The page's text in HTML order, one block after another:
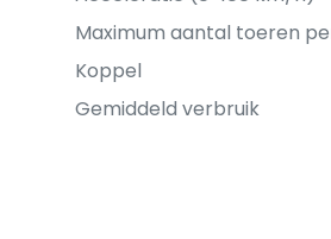
Maximum aantal toeren
Koppel
Gemiddeld verbruik